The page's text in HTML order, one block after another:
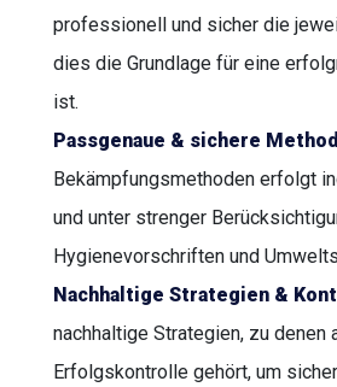
professionell und sicher die
dies die Grundlage für eine
ist.
Passgenaue & sichere
Bekämpfungsmethoden erfolgt
und unter strenger
Hygienevorschriften und
Nachhaltige Strategien &
nachhaltige Strategien, zu denen
Erfolgskontrolle gehört, um